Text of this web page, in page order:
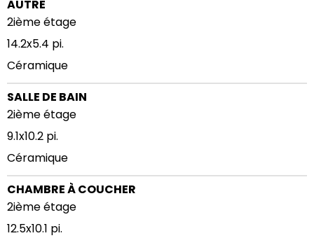
AUTRE
2ième étage
14.2x5.4 pi.
Céramique
SALLE DE BAIN
2ième étage
9.1x10.2 pi.
Céramique
CHAMBRE À COUCHER
2ième étage
12.5x10.1 pi.